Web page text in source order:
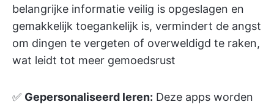
belangrijke informatie veilig is opgeslagen en
gemakkelijk toegankelijk is, vermindert de angst
om dingen te vergeten of overweldigd te raken,
wat leidt tot meer gemoedsrust
✅ Gepersonaliseerd leren: Deze apps worden